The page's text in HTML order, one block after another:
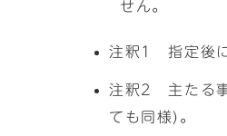
せん。
注釈1 指定後に
注釈2 主たる事
ても同様)。